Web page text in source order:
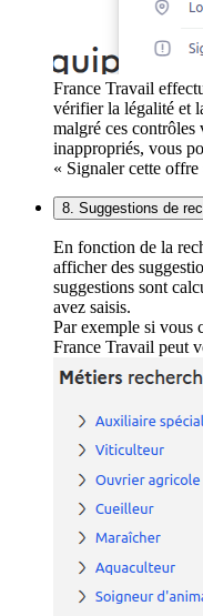
France Travail
vérifier la légalité et
malgré ces contrôles
inappropriés, vous
« Signaler cette offre
8. Suggestions de
En fonction de la
afficher des
suggestions sont
avez saisis.
Par exemple si vous
France Travail peut